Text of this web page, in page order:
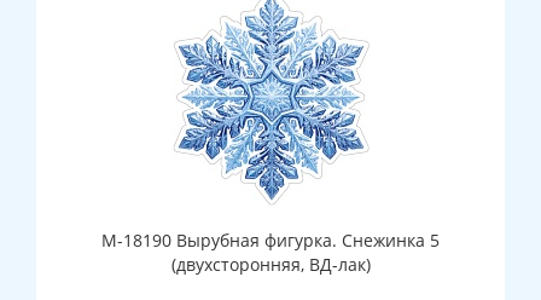
М-18190 Вырубная фигурка. Снежинка 5
(двухсторонняя, ВД-лак)